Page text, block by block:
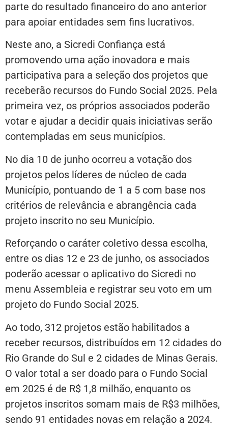
parte do resultado financeiro do ano anterior
para apoiar entidades sem fins lucrativos.
Neste ano, a Sicredi Confiança está
promovendo uma ação inovadora e mais
participativa para a seleção dos projetos que
receberão recursos do Fundo Social 2025. Pela
primeira vez, os próprios associados poderão
votar e ajudar a decidir quais iniciativas serão
contempladas em seus municípios.
No dia 10 de junho ocorreu a votação dos
projetos pelos líderes de núcleo de cada
Município, pontuando de 1 a 5 com base nos
critérios de relevância e abrangência cada
projeto inscrito no seu Município.
Reforçando o caráter coletivo dessa escolha,
entre os dias 12 e 23 de junho, os associados
poderão acessar o aplicativo do Sicredi no
menu Assembleia e registrar seu voto em um
projeto do Fundo Social 2025.
Ao todo, 312 projetos estão habilitados a
receber recursos, distribuídos em 12 cidades do
Rio Grande do Sul e 2 cidades de Minas Gerais.
O valor total a ser doado para o Fundo Social
em 2025 é de R$ 1,8 milhão, enquanto os
projetos inscritos somam mais de R$3 milhões,
sendo 91 entidades novas em relação a 2024.